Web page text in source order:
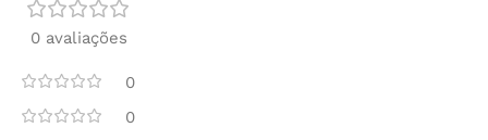
0 avaliações
0
0